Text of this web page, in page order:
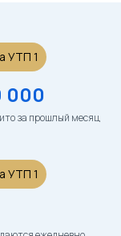
000
за прошлый месяц